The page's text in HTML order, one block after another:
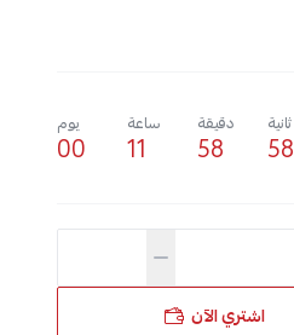
57
ثانية
58
دقيقة
11
ساعة
00
يوم
اشتري الآن